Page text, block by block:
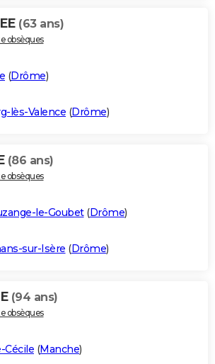
(63 ans)
obsèques
(Drôme)
lès-Valence (Drôme)
(86 ans)
obsèques
le-Goubet(Drôme)
sur-Isère (Drôme)
(94 ans)
obsèques
Cécile (Manche)